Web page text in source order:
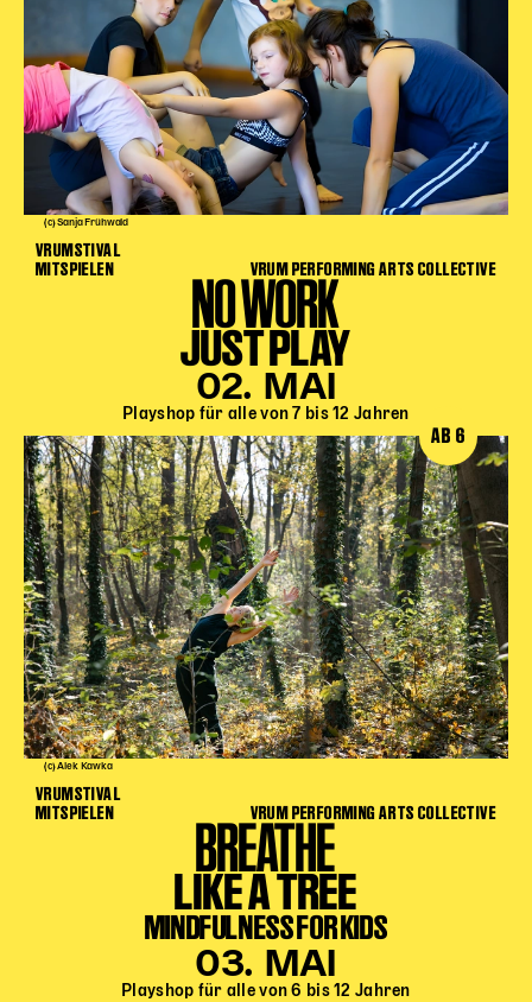
(c) Sanja Frühwald
VRUMSTIVAL
MITSPIELEN
VRUM PERFORMING ARTS COLLECTIVE
NO WORK
JUST PLAY
02. MAI
Playshop für alle von 7 bis 12 Jahren
(c) Alek Kawka
AB 6
VRUMSTIVAL
MITSPIELEN
VRUM PERFORMING ARTS COLLECTIVE
BREATHE
LIKE A TREE
MINDFULNESS FOR KIDS
03. MAI
Playshop für alle von 6 bis 12 Jahren